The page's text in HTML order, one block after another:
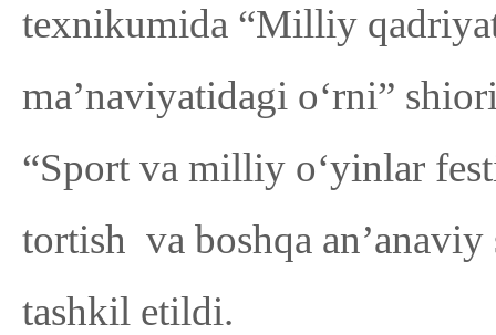
texnikumida “Milliy
ma’naviyatidagi o‘rni”
“Sport va milliy o‘yinlar
tortish va boshqa
tashkil etildi.